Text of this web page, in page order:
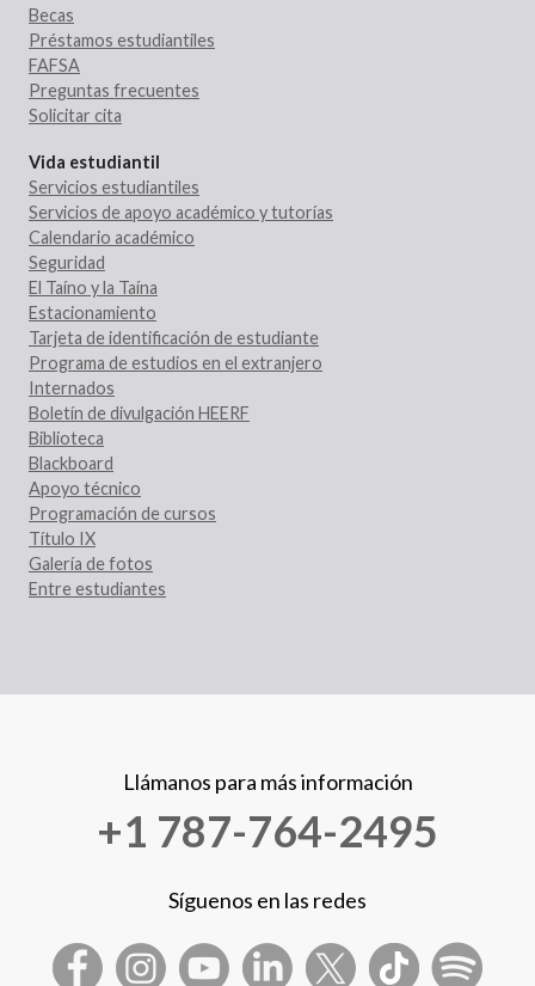
Becas
Préstamos estudiantiles
FAFSA
Preguntas frecuentes
Solicitar cita
Vida estudiantil
Servicios estudiantiles
Servicios de apoyo académico y tutorías
Calendario académico
Seguridad
El Taíno y la Taína
Estacionamiento
Tarjeta de identificación de estudiante
Programa de estudios en el extranjero
Internados
Boletín de divulgación HEERF
Biblioteca
Blackboard
Apoyo técnico
Programación de cursos
Título IX
Galería de fotos
Entre estudiantes
Llámanos para más información
+1 787-764-2495
Síguenos en las redes